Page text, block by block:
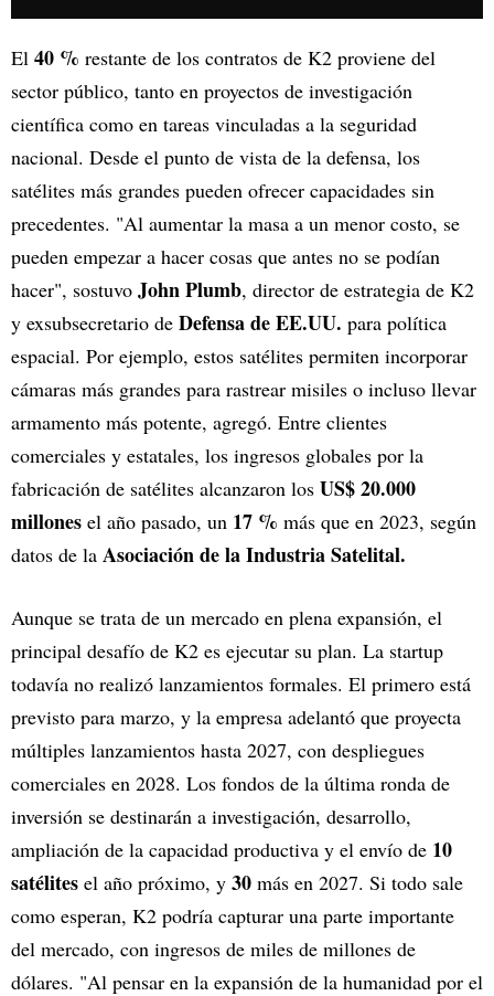
El 40 % restante de los contratos de K2 proviene del
sector público, tanto en proyectos de investigación
científica como en tareas vinculadas a la seguridad
nacional. Desde el punto de vista de la defensa, los
satélites más grandes pueden ofrecer capacidades sin
precedentes. "Al aumentar la masa a un menor costo, se
pueden empezar a hacer cosas que antes no se podían
hacer", sostuvo John Plumb, director de estrategia de K2
y exsubsecretario de Defensa de EE.UU. para política
espacial. Por ejemplo, estos satélites permiten incorporar
cámaras más grandes para rastrear misiles o incluso llevar
armamento más potente, agregó. Entre clientes
comerciales y estatales, los ingresos globales por la
fabricación de satélites alcanzaron los US$ 20.000
millones el año pasado, un 17 % más que en 2023, según
datos de la Asociación de la Industria Satelital.
Aunque se trata de un mercado en plena expansión, el
principal desafío de K2 es ejecutar su plan. La startup
todavía no realizó lanzamientos formales. El primero está
previsto para marzo, y la empresa adelantó que proyecta
múltiples lanzamientos hasta 2027, con despliegues
comerciales en 2028. Los fondos de la última ronda de
inversión se destinarán a investigación, desarrollo,
ampliación de la capacidad productiva y el envío de 10
satélites el año próximo, y 30 más en 2027. Si todo sale
como esperan, K2 podría capturar una parte importante
del mercado, con ingresos de miles de millones de
dólares. "Al pensar en la expansión de la humanidad por el